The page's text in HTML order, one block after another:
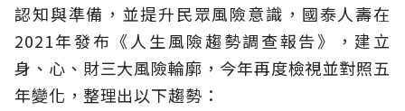
認知與準備，並提升民眾風險意識，國泰人壽在
2021年發布《人生風險趨勢調查報告》，建立
身、心、財三大風險輪廓，今年再度檢視並對照五
年變化，整理出以下趨勢：